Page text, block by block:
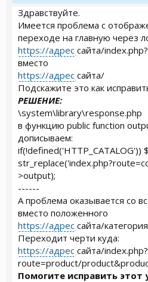
Здравствуйте.
Имеется проблема с
переходе на главную через
https://адрес сайта/
вместо
https://адрес сайта/
Подскажите это как
РЕШЕНИЕ:
\system\library\response.php
в функцию public function
дописываем:
if(!defined('HTTP_CATALOG'))
>output);
------
А проблема оказывается со
вместо положенного
https://адрес сайта/
Переходит черти куда:
https://адрес сайта/index.php?
route=product/
Помогите исправить этот